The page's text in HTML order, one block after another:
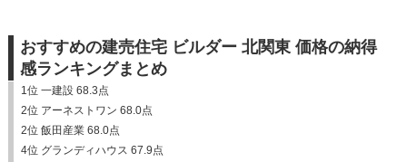
おすすめの建売住宅 ビルダー 北関東 価格の納得
感ランキングまとめ
1位 一建設 68.3点
2位 アーネストワン 68.0点
2位 飯田産業 68.0点
4位 グランディハウス 67.9点